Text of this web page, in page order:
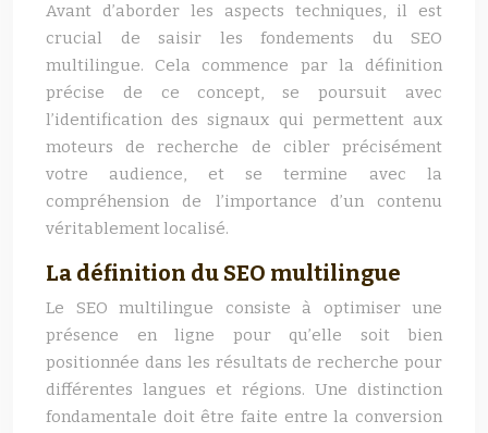
Avant d’aborder les aspects techniques, il est
crucial de saisir les fondements du SEO
multilingue. Cela commence par la définition
précise de ce concept, se poursuit avec
l’identification des signaux qui permettent aux
moteurs de recherche de cibler précisément
votre audience, et se termine avec la
compréhension de l’importance d’un contenu
véritablement localisé.
La définition du SEO multilingue
Le SEO multilingue consiste à optimiser une
présence en ligne pour qu’elle soit bien
positionnée dans les résultats de recherche pour
différentes langues et régions. Une distinction
fondamentale doit être faite entre la conversion